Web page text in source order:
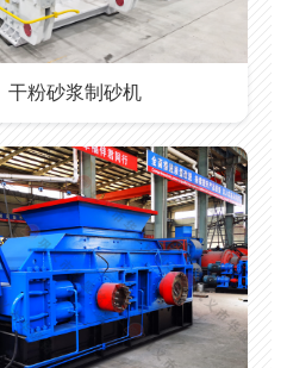
干粉砂浆制砂机